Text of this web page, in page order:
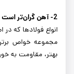
2- آهن گران‌تر است یا چدن؟
انواع فولادها که
مجموعه خواص
بهتر، مقاومت به